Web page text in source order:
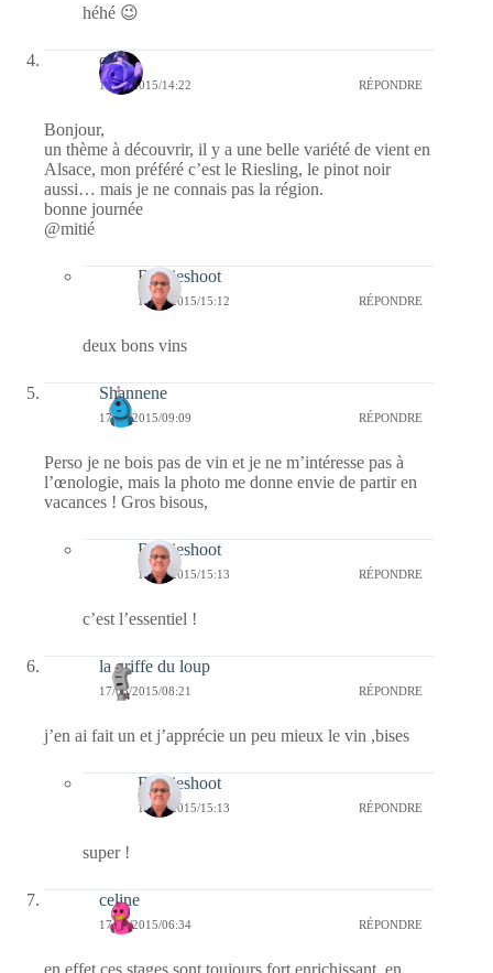
héhé 😉
covix
17/03/2015/14:22 RÉPONDRE
Bonjour,
un thème à découvrir, il y a une belle variété de vient en
Alsace, mon préféré c’est le Riesling, le pinot noir
aussi… mais je ne connais pas la région.
bonne journée
@mitié
Bernieshoot
17/03/2015/15:12 RÉPONDRE
deux bons vins
Shannene
17/03/2015/09:09 RÉPONDRE
Perso je ne bois pas de vin et je ne m’intéresse pas à
l’œnologie, mais la photo me donne envie de partir en
vacances ! Gros bisous,
Bernieshoot
17/03/2015/15:13 RÉPONDRE
c’est l’essentiel !
la griffe du loup
17/03/2015/08:21 RÉPONDRE
j’en ai fait un et j’apprécie un peu mieux le vin ,bises
Bernieshoot
17/03/2015/15:13 RÉPONDRE
super !
celine
17/03/2015/06:34 RÉPONDRE